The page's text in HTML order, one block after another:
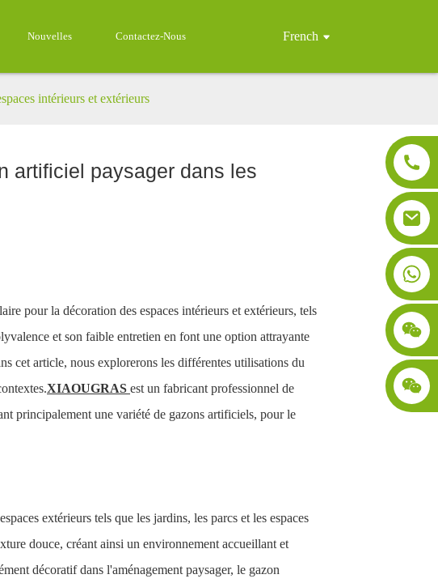
Nouvelles Contactez-Nous French
intérieurs et extérieurs
artificiel paysager dans les
pour la décoration des espaces intérieurs et extérieurs, tels
et son faible entretien en font une option attrayante
cet article, nous explorerons les différentes utilisations du
XIAOUGRAS est un fabricant professionnel de
principalement une variété de gazons artificiels, pour le
extérieurs tels que les jardins, les parcs et les espaces
douce, créant ainsi un environnement accueillant et
décoratif dans l'aménagement paysager, le gazon